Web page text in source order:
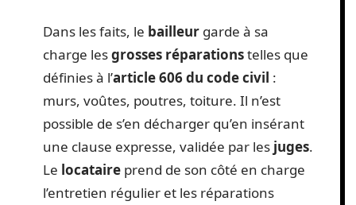
Dans les faits, le bailleur garde à sa
charge lesgrosses réparationstelles que
définies à l’article 606 du code civil :
murs, voûtes, poutres, toiture. Il n’est
possible de s’en décharger qu’en insérant
une clause expresse, validée par les juges.
Le locataire prend de son côté en charge
l’entretien régulier et les réparations